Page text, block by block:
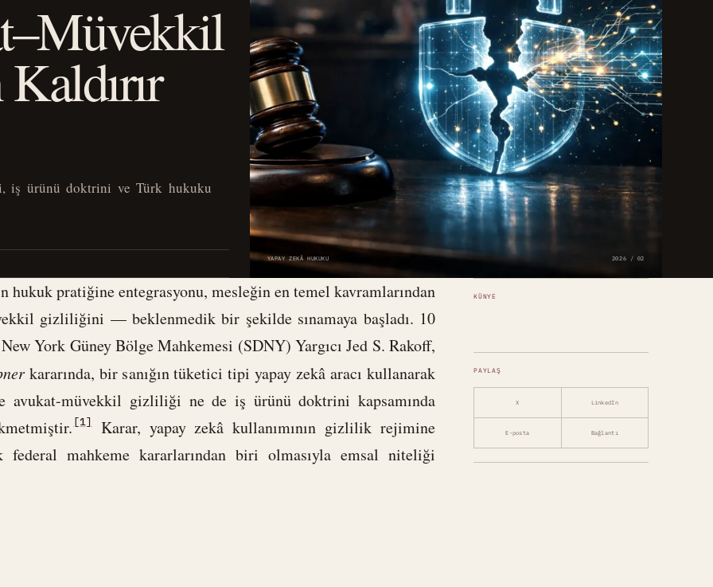
iş ürünü doktrini ve Türk hukuku
YAPAY ZEKÂ HUKUKU 2026 / 02
hukuk pratiğine entegrasyonu, mesleğin en temel kavramlarından
gizliliğini — beklenmedik bir şekilde sınamaya başladı. 10
York Güney Bölge Mahkemesi (SDNY) Yargıcı Jed S. Rakoff,
kararında, bir sanığın tüketici tipi yapay zekâ aracı kullanarak
avukat-müvekkil gizliliği ne de iş ürünü doktrini kapsamında
[1]Karar, yapay zekâ kullanımının gizlilik rejimine
mahkeme kararlarından biri olmasıyla emsal niteliği
KÜNYE
PAYLAŞ
X LinkedIn
E-posta Bağlantı